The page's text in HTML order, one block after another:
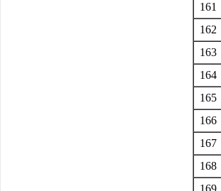
161
162
163
164
165
166
167
168
169